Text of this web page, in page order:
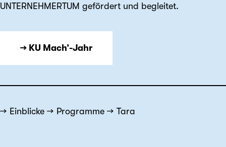
UNTERNEHMERTUM gefördert und begleitet.
→ KU Mach’-Jahr
Einblicke Programme Tara